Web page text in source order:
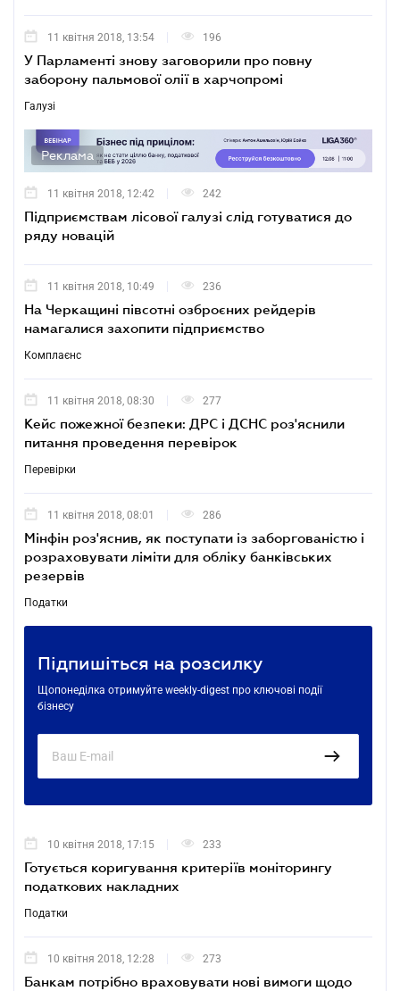
11 квітня 2018, 13:54 196
У Парламенті знову заговорили про повну
заборону пальмової олії в харчопромі
Галузі
Реклама
11 квітня 2018, 12:42 242
Підприємствам лісової галузі слід готуватися до
ряду новацій
11 квітня 2018, 10:49 236
На Черкащині півсотні озброєних рейдерів
намагалися захопити підприємство
Комплаєнс
11 квітня 2018, 08:30 277
Кейс пожежної безпеки: ДРС і ДСНС роз'яснили
питання проведення перевірок
Перевірки
11 квітня 2018, 08:01 286
Мінфін роз'яснив, як поступати із заборгованістю і
розраховувати ліміти для обліку банківських
резервів
Податки
Підпишіться на розсилку
Щопонеділка отримуйте weekly-digest про ключові події
бізнесу
10 квітня 2018, 17:15 233
Готується коригування критеріїв моніторингу
податкових накладних
Податки
10 квітня 2018, 12:28 273
Банкам потрібно враховувати нові вимоги щодо